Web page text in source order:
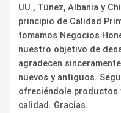
UU., Túnez, Albania y
principio de Calidad
tomamos Negocios
nuestro objetivo de
agradecen
nuevos y antiguos.
ofreciéndole productos
calidad. Gracias.